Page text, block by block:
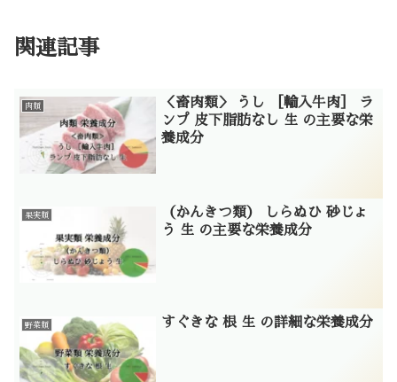
関連記事
肉類
＜畜肉類＞ うし ［輸入牛肉］ ラ
ンプ 皮下脂肪なし 生 の主要な栄
養成分
果実類
（かんきつ類） しらぬひ 砂じょ
う 生 の主要な栄養成分
野菜類 すぐきな 根 生 の詳細な栄養成分